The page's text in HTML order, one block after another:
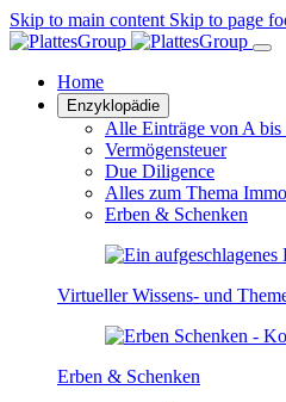
Skip to main content Skip to page
Home
Enzyklopädie
Alle Einträge von A bis
Vermögensteuer
Due Diligence
Alles zum Thema
Erben & Schenken
Virtueller Wissens- und
Erben & Schenken